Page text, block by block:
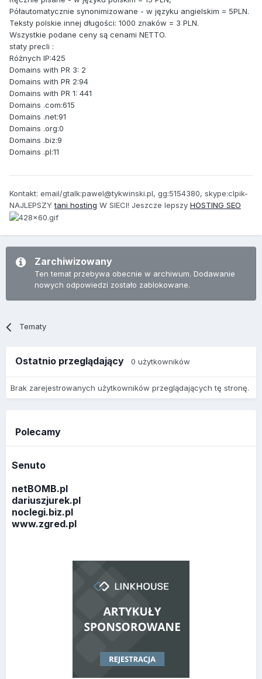
Półautomatycznie synonimizowane - w języku angielskim = 5PLN.
Teksty polskie innej długości: 1000 znaków = 3 PLN.
Wszystkie podane ceny są cenami NETTO.
staty precli :
Różnych IP:425
Domains with PR 3: 2
Domains with PR 2:94
Domains with PR 1: 441
Domains .com:615
Domains .net:91
Domains .org:0
Domains .biz:9
Domains .pl:11
Kontakt: email/gtalk:pawel@tykwinski.pl, gg:5154380, skype:clpik-
NAJLEPSZYtani hosting W SIECI! Jeszcze lepszy HOSTING SEO
Zarchiwizowany
Ten temat przebywa obecnie w archiwum. Dodawanie
nowych odpowiedzi zostało zablokowane.
Tematy
Ostatnio przeglądający 0 użytkowników
Brak zarejestrowanych użytkowników przeglądających tę stronę.
Polecamy
Senuto
netBOMB.pl
dariuszjurek.pl
noclegi.biz.pl
www.zgred.pl